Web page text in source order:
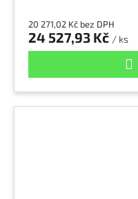
20 271,02 Kč bez DPH
24 527,93 Kč / ks